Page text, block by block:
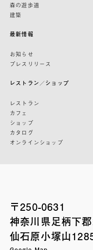
森の遊歩道
建築
最新情報
お知らせ
プレスリリース
レストラン／ショップ
レストラン
カフェ
ショップ
カタログ
オンラインショップ
〒250-0631
神奈川県足柄下
仙石原小塚山